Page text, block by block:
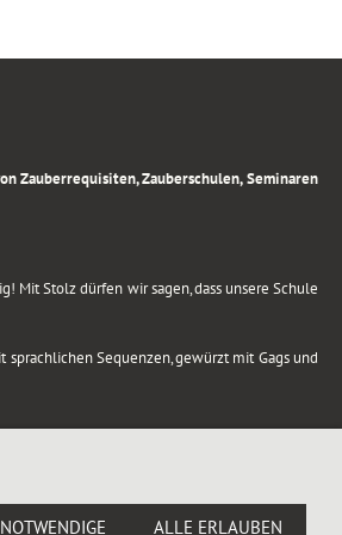
Zauberrequisiten, Zauberschulen, Seminaren
Mit Stolz dürfen wir sagen, dass unsere Schule
sprachlichen Sequenzen, gewürzt mit Gags und
ALLE ERLAUBEN